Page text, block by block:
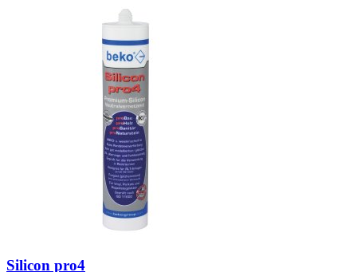
Silicon pro4